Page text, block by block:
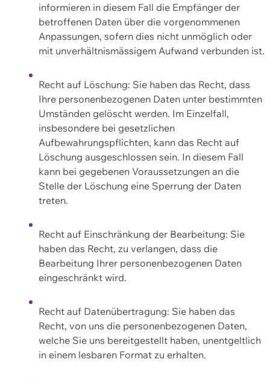
informieren in diesem Fall die Empfänger der
betroffenen Daten über die vorgenommenen
Anpassungen, sofern dies nicht unmöglich oder
mit unverhältnismässigem Aufwand verbunden ist.
Recht auf Löschung: Sie haben das Recht, dass
Ihre personenbezogenen Daten unter bestimmten
Umständen gelöscht werden. Im Einzelfall,
insbesondere bei gesetzlichen
Aufbewahrungspflichten, kann das Recht auf
Löschung ausgeschlossen sein. In diesem Fall
kann bei gegebenen Voraussetzungen an die
Stelle der Löschung eine Sperrung der Daten
treten.
Recht auf Einschränkung der Bearbeitung: Sie
haben das Recht, zu verlangen, dass die
Bearbeitung Ihrer personenbezogenen Daten
eingeschränkt wird.
Recht auf Datenübertragung: Sie haben das
Recht, von uns die personenbezogenen Daten,
welche Sie uns bereitgestellt haben, unentgeltlich
in einem lesbaren Format zu erhalten.